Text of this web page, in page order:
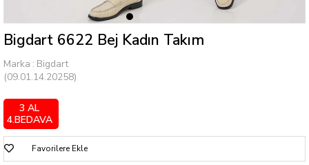
Bigdart 6622 Bej Kadın Takım
Marka : Bigdart
(09.01.14.20258)
3 AL
4.BEDAVA
Favorilere Ekle